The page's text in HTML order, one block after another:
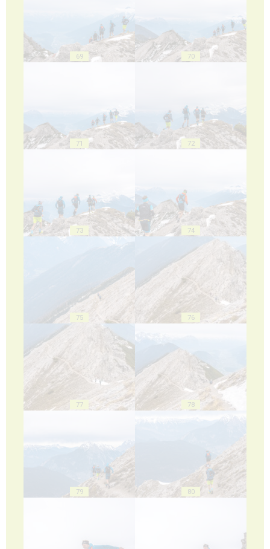
69 70
71 72
73 74
75 76
77 78
79 80